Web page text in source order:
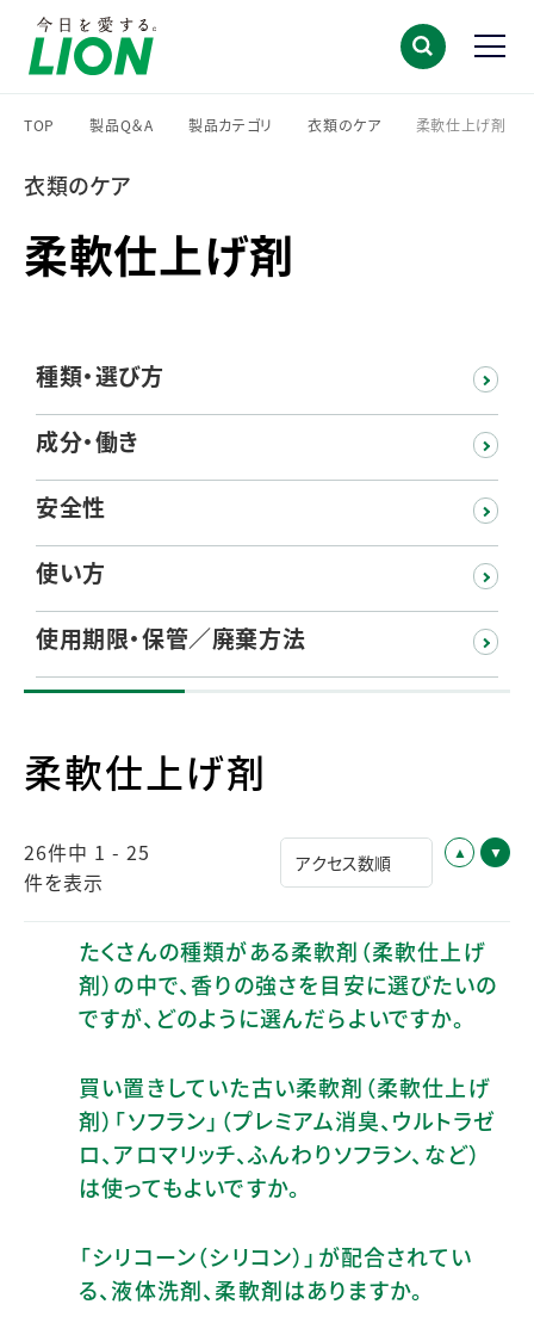
TOP
製品Q＆A
製品カテゴリ
衣類のケア
柔軟仕上げ剤
衣類のケア
柔軟仕上げ剤
種類・選び方
成分・働き
安全性
使い方
使用期限・保管／廃棄方法
柔軟仕上げ剤
26件中 1 - 25
件を表示
たくさんの種類がある柔軟剤（柔軟仕上げ
剤）の中で、香りの強さを目安に選びたいの
ですが、どのように選んだらよいですか。
買い置きしていた古い柔軟剤（柔軟仕上げ
剤）「ソフラン」（プレミアム消臭、ウルトラゼ
ロ、アロマリッチ、ふんわりソフラン、など）
は使ってもよいですか。
「シリコーン（シリコン）」が配合されてい
る、液体洗剤、柔軟剤はありますか。